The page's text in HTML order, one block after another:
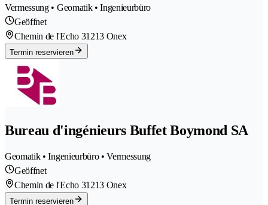
Vermessung • Geomatik • Ingenieurbüro
Geöffnet
Chemin de l'Echo 31213 Onex
Termin reservieren
Bureau d'ingénieurs Buffet Boymond SA
Geomatik • Ingenieurbüro • Vermessung
Geöffnet
Chemin de l'Echo 31213 Onex
Termin reservieren